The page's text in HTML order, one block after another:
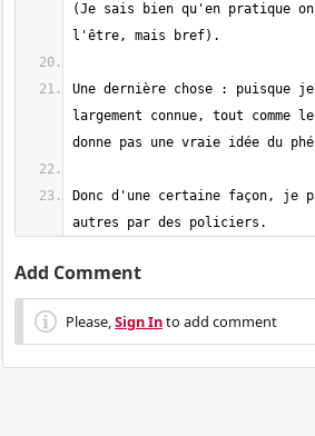
(Je sais bien qu'en pratique
Une dernière chose : puisque
largement connue, tout
Donc d'une certaine façon, je
autres par des policiers.
Add Comment
Please,Sign Into add comment